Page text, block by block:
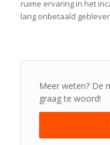
ruime ervaring in het
lang onbetaald
Meer weten? De
graag te woord!